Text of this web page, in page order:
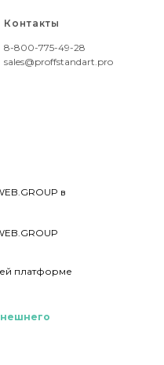
Контакты
8-800-775-49-28
sales@proffstandart.pro
в
платформе